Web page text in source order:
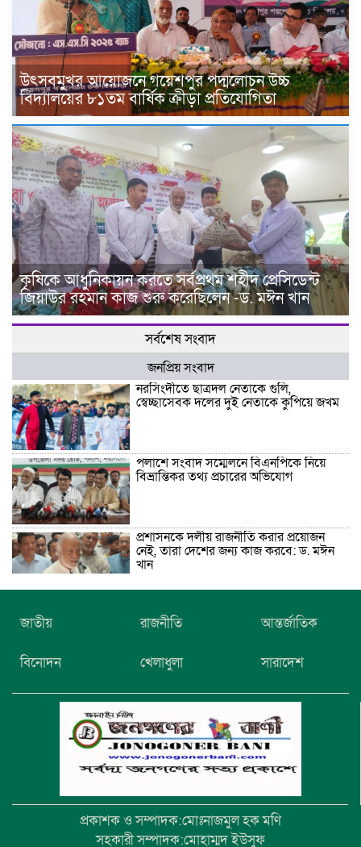
উৎসবমুখর আয়োজনে গয়েশপুর পদ্মলোচন উচ্চ
বিদ্যালয়ের ৮১তম বার্ষিক ক্রীড়া প্রতিযোগিতা
কৃষিকে আধুনিকায়ন করতে সর্বপ্রথম শহীদ প্রেসিডেন্ট
জিয়াউর রহমান কাজ শুরু করেছিলেন -ড. মঈন খান
সর্বশেষ সংবাদ
জনপ্রিয় সংবাদ
নরসিংদীতে ছাত্রদল নেতাকে গুলি,
স্বেচ্ছাসেবক দলের দুই নেতাকে কুপিয়ে জখম
পলাশে সংবাদ সম্মেলনে বিএনপিকে নিয়ে
বিভ্রান্তিকর তথ্য প্রচারের অভিযোগ
প্রশাসনকে দলীয় রাজনীতি করার প্রয়োজন
নেই, তারা দেশের জন্য কাজ করবে: ড. মঈন
খান
নিখোঁজের তিনদিন পর মাইক্রোবাস চালকের
মরদেহ উদ্ধার
উচ্চ বিদ্যালয়ের ৮১তম বার্ষিক ক্রীড়া
জাতীয় রাজনীতি আন্তর্জাতিক
বিনোদন খেলাধুলা সারাদেশ
প্রকাশক ও সম্পাদক:মোঃনাজমুল হক মণি
সহকারী সম্পাদক:মোহাম্মদ ইউসুফ